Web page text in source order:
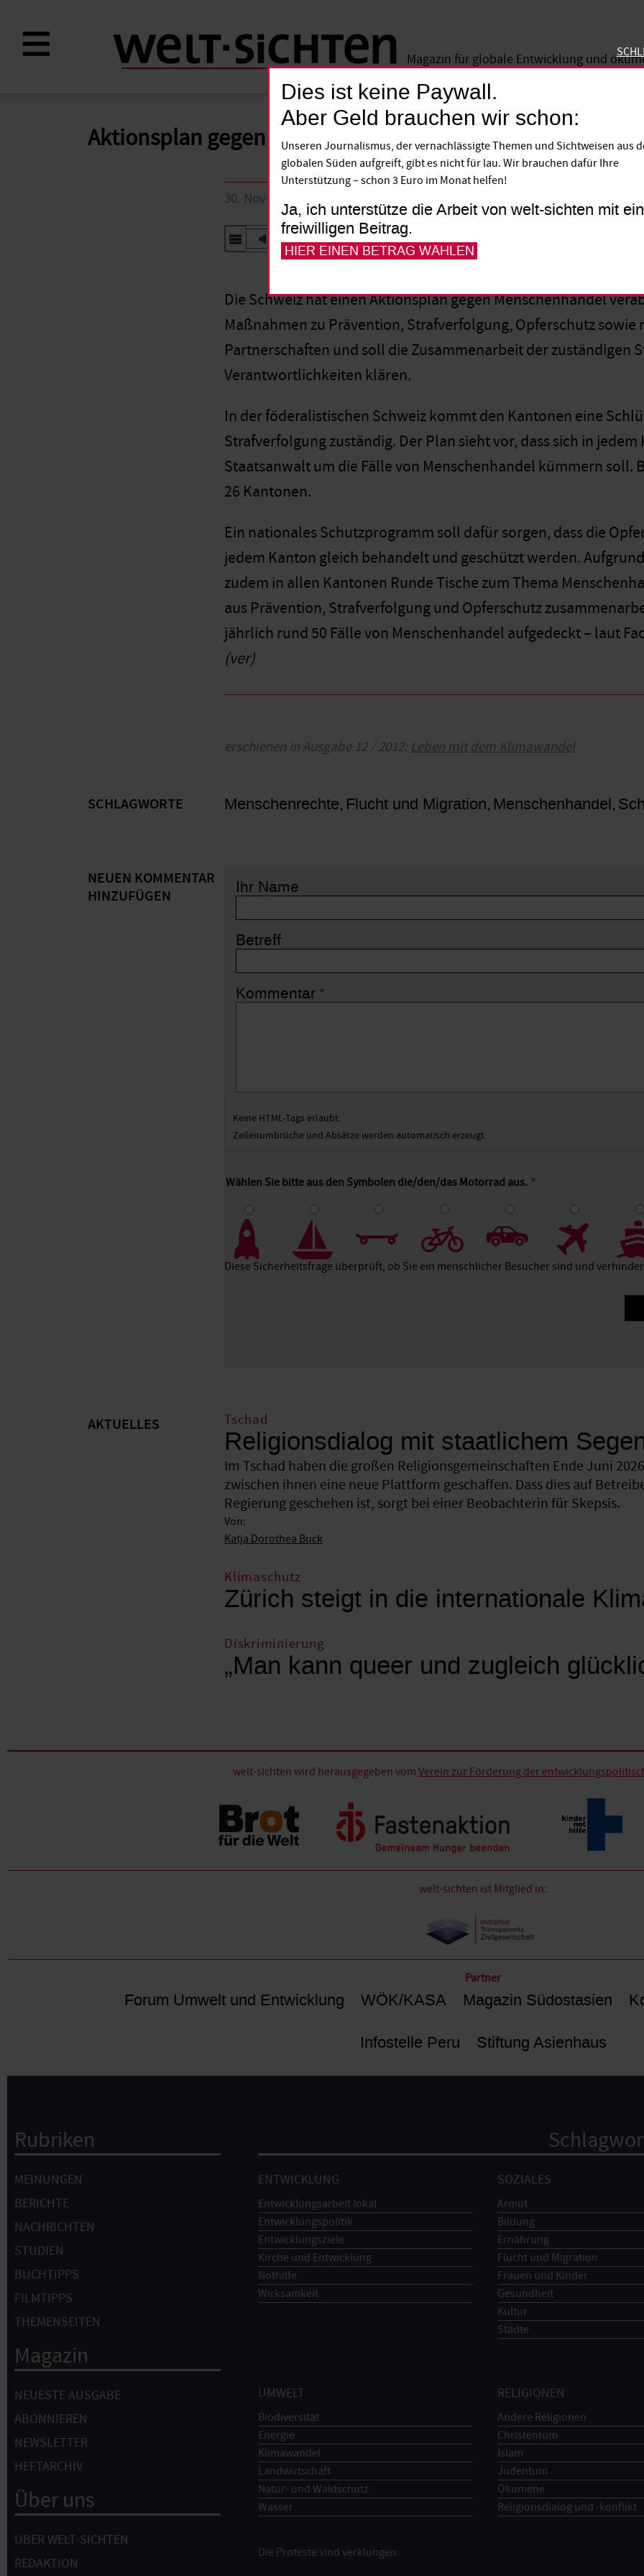
Inhalt
Magazin für globale Entwicklung und
Aktionsplan gegen Menschenhandel
30. November 2012
Die Schweiz hat einen Aktionsplan gegen Menschenhandel
Maßnahmen zu Prävention, Strafverfolgung, Opferschutz
Partnerschaften und soll die Zusammenarbeit der zuständigen
Verantwortlichkeiten klären.
In der föderalistischen Schweiz kommt den Kantonen eine
Strafverfolgung zuständig. Der Plan sieht vor, dass sich in
Staatsanwalt um die Fälle von Menschenhandel kümmern soll.
26 Kantonen.
Ein nationales Schutzprogramm soll dafür sorgen, dass die
jedem Kanton gleich behandelt und geschützt werden.
zudem in allen Kantonen Runde Tische zum Thema
aus Prävention, Strafverfolgung und Opferschutz
jährlich rund 50 Fälle von Menschenhandel aufgedeckt – laut
(ver)
erschienen in Ausgabe 12 / 2012:Leben mit dem Klimawandel
SCHLAGWORTE Menschenrechte Flucht und Migration Menschenhandel
NEUEN KOMMENTAR
HINZUFÜGEN
Ihr Name
Betreff
Kommentar
Keine HTML-Tags erlaubt.
Zeilenumbrüche und Absätze werden automatisch erzeugt.
Wählen Sie bitte aus den Symbolen die/den/das Motorrad aus.
6
Diese Sicherheitsfrage überprüft, ob Sie ein menschlicher Besucher sind und
Dies ist keine Paywall.
Aber Geld brauchen wir schon:
Unseren Journalismus, der vernachlässigte Themen und Sichtweisen aus
globalen Süden aufgreift, gibt es nicht für lau. Wir brauchen dafür Ihre
Unterstützung – schon 3 Euro im Monat helfen!
Ja, ich unterstütze die Arbeit von welt-sichten mit
freiwilligen Beitrag.
HIER EINEN BETRAG WÄHLEN
AKTUELLES Tschad
Religionsdialog mit staatlichem
Im Tschad haben die großen Religionsgemeinschaften Ende Juni
zwischen ihnen eine neue Plattform geschaffen. Dass dies auf
Regierung geschehen ist, sorgt bei einer Beobachterin für Skepsis.
Von:
Katja Dorothea Buck
Klimaschutz
Zürich steigt in die internationale
Diskriminierung
„Man kann queer und zugleich
welt-sichten wird herausgegeben vom Verein zur Förderung der
welt-sichten ist Mitglied in:
Partner
Forum Umwelt und Entwicklung WÖK/KASA Magazin Südostasien
Infostelle Peru Stiftung Asienhaus
Hauptnavigation
Rubriken
MEINUNGEN
BERICHTE
NACHRICHTEN
STUDIEN
BUCHTIPPS
FILMTIPPS
THEMENSEITEN
Magazin
NEUESTE AUSGABE
ABONNIEREN
NEWSLETTER
HEFTARCHIV
Über uns
ÜBER WELT-SICHTEN
REDAKTION
ENTWICKLUNG
Entwicklungsarbeit lokal
Entwicklungspolitik
Entwicklungsziele
Kirche und Entwicklung
Nothilfe
Wirksamkeit
SOZIALES
Armut
Bildung
Ernährung
Flucht und Migration
Frauen und Kinder
Gesundheit
Kultur
Städte
UMWELT
Biodiversität
Energie
Klimawandel
Landwirtschaft
Natur- und Waldschutz
Wasser
RELIGIONEN
Andere Religionen
Christentum
Islam
Judentum
Ökumene
Religionsdialog und -konflikt
Die Proteste sind verklungen